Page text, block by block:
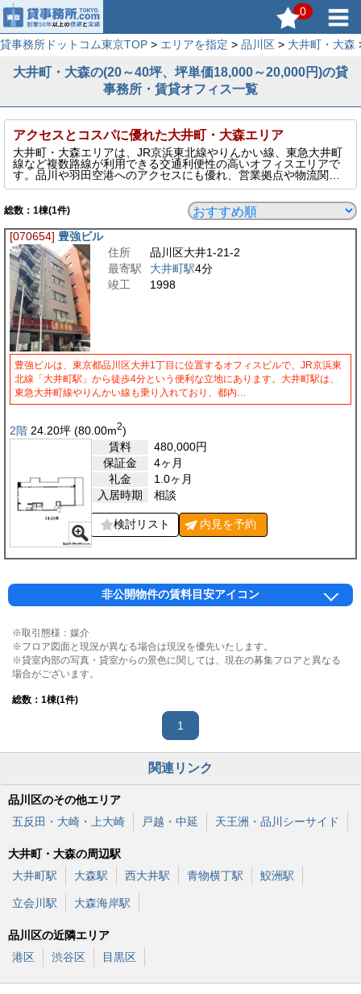
0
貸事務所ドットコム東京TOP > エリアを指定 > 品川区 > 大井町・大森
大井町・大森の(20～40坪、坪単価18,000～20,000円)の貸
事務所・賃貸オフィス一覧
アクセスとコスパに優れた大井町・大森エリア
大井町・大森エリアは、JR京浜東北線やりんかい線、東急大井町
線など複数路線が利用できる交通利便性の高いオフィスエリアで
す。品川や羽田空港へのアクセスにも優れ、営業拠点や物流関連
の企業にも人気があります。比較的賃料が抑えられているため、
適です。駅周辺には商業施設や飲食店も充実しており、働きやす
い環境が整っています。多様なビジネスニーズに対応できる注目
の賃貸オフィス立地です。
このページでは、そんな大井町・大森エリアの20～40坪、坪単価
18,000～20,000円の貸事務所を表示しています。
総数： 1棟(1件)
[070654] 豊強ビル
住所
品川区大井1-21-2
最寄駅
大井町駅4分
竣工
1998
豊強ビルは、東京都品川区大井1丁目に位置するオフィスビルで、JR京浜東
北線「大井町駅」から徒歩4分という便利な立地にあります。大井町駅は、
東急大井町線やりんかい線も乗り入れており、都内…
2階 24.20坪 (80.00m2)
賃料
480,000円
保証金
4ヶ月
礼金
1.0ヶ月
入居時期
相談
検討リスト 内見を予約
非公開物件の賃料目安アイコン
※取引態様：媒介
※フロア図面と現況が異なる場合は現況を優先いたします。
※貸室内部の写真・貸室からの景色に関しては、現在の募集フロアと異なる
場合がございます。
総数： 1棟(1件)
1
関連リンク
品川区のその他エリア
五反田・大崎・上大崎
戸越・中延 天王洲・品川シーサイド
大井町・大森の周辺駅
大井町駅
大森駅 西大井駅 青物横丁駅 鮫洲駅
立会川駅 大森海岸駅
品川区の近隣エリア
港区
渋谷区 目黒区